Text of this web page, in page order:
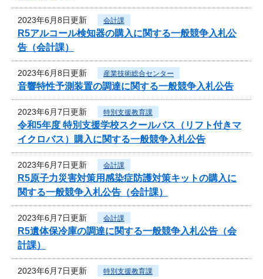
2023年6月8日更新 会計課
R5アルコール検知器の購入に関する一般競争入札公
告（会計課）
2023年6月8日更新 産業技術総合センター
音響特性予測装置の調達に関する一般競争入札公告
2023年6月7日更新 特別支援教育課
令和5年度 特別支援学校スクールバス（リフト付きマ
イクロバス）購入に関する一般競争入札公告
2023年6月7日更新 会計課
R5原子力災害対策用感染症防護対策キットの購入に
関する一般競争入札公告（会計課）
2023年6月7日更新 会計課
R5遺体保冷庫の調達に関する一般競争入札公告（会
計課）
2023年6月7日更新 特別支援教育課